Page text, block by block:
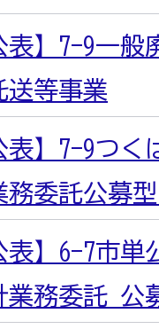
表】7-9一
送等事業
表】7-9つ
務委託公募
表】6-7市
業務委託 公